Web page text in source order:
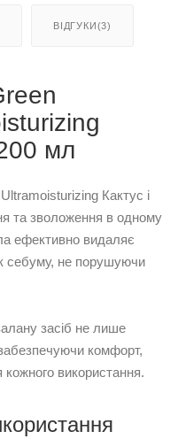
ВІДГУКИ(3)
мл
Кактус і
та зволоження в одному
ефективно видаляє
себуму, не порушуючи
засіб не лише
комфорт,
кожного використання.